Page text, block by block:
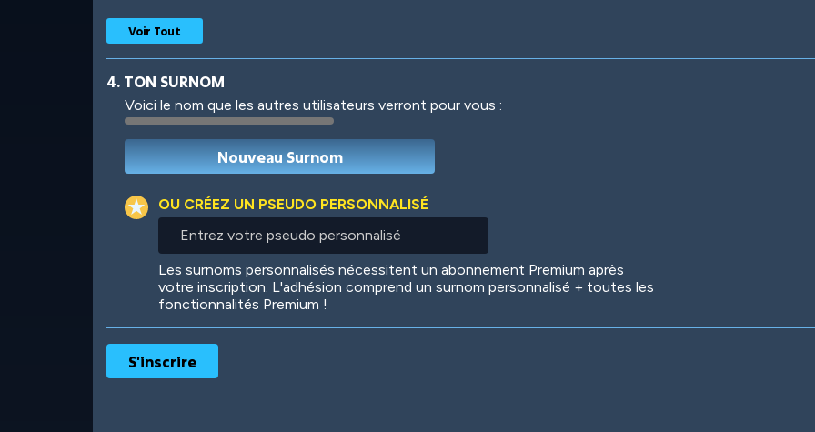
Robotic International
Starlight Circuits Glazed Over
Voir Tout
4. TON SURNOM
Voici le nom que les autres utilisateurs verront pour vous :
OU CRÉEZ UN PSEUDO PERSONNALISÉ
personnalisé
Les surnoms personnalisés nécessitent un abonnement Premium après
votre inscription. L'adhésion comprend un surnom personnalisé + toutes les
fonctionnalités Premium !